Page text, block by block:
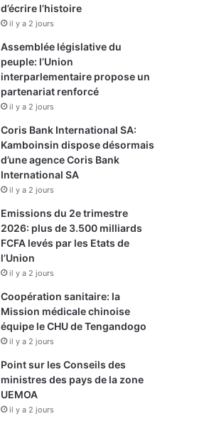
d’écrire l’histoire
il y a 2 jours
Assemblée législative du
peuple: l’Union
interparlementaire propose un
partenariat renforcé
il y a 2 jours
Coris Bank International SA:
Kamboinsin dispose désormais
d’une agence Coris Bank
International SA
il y a 2 jours
Emissions du 2e trimestre
2026: plus de 3.500 milliards
FCFA levés par les Etats de
l’Union
il y a 2 jours
Coopération sanitaire: la
Mission médicale chinoise
équipe le CHU de Tengandogo
il y a 2 jours
Point sur les Conseils des
ministres des pays de la zone
UEMOA
il y a 2 jours